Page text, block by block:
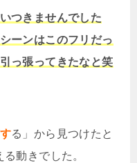
つきませんでした
ーンはこのフリだっ
っ張ってきたなと笑
る」から見つけたと
動きでした。